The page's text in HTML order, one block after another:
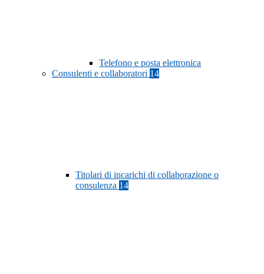
Telefono e posta elettronica
Consulenti e collaboratori 14
Titolari di incarichi di collaborazione o
consulenza 14